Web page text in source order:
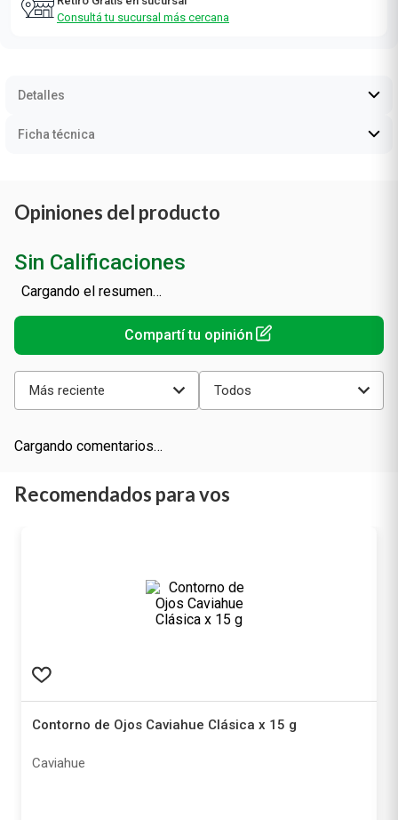
Consultá tu sucursal más cercana
Detalles
Ficha técnica
Opiniones del producto
Sin Calificaciones
Cargando el resumen…
Más reciente Todos
Cargando comentarios…
Recomendados para vos
Contorno de Ojos Caviahue Clásica x 15 g
Caviahue